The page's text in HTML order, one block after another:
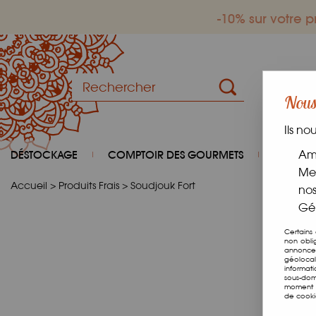
-10% sur votre
DÉSTOCKAGE COMPTOIR DES GOURMETS COIN
Accueil > Produits Frais > Soudjouk Fort
Ils
Certains
non
sous-
moment
de